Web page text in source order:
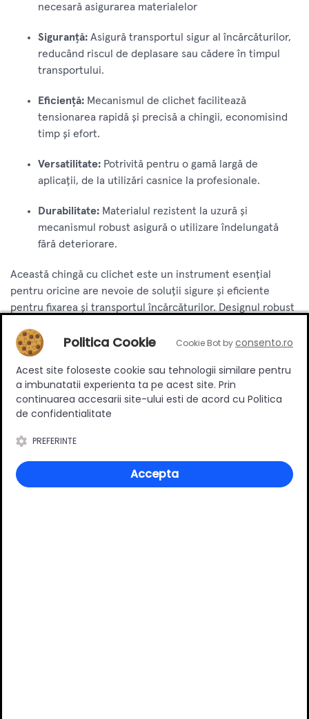
necesară asigurarea materialelor
Siguranță: Asigură transportul sigur al încărcăturilor,
reducând riscul de deplasare sau cădere în timpul
transportului.
Eficiență: Mecanismul de clichet facilitează
tensionarea rapidă și precisă a chingii, economisind
timp și efort.
Versatilitate: Potrivită pentru o gamă largă de
aplicații, de la utilizări casnice la profesionale.
Durabilitate: Materialul rezistent la uzură și
mecanismul robust asigură o utilizare îndelungată
fără deteriorare.
Această chingă cu clichet este un instrument esențial
pentru oricine are nevoie de soluții sigure și eficiente
pentru fixarea și transportul încărcăturilor. Designul robust
indispensabilă în orice trusă de unelte profesionale sau
personale.
Specificatii
Material Poliester
Politica Cookie Cookie Bot byconsento.ro
Acest site foloseste cookie sau tehnologii similare pentru
a imbunatatii experienta ta pe acest site. Prin
continuarea accesarii site-ului esti de acord cu Politica
de confidentialitate
PREFERINTE
Accepta